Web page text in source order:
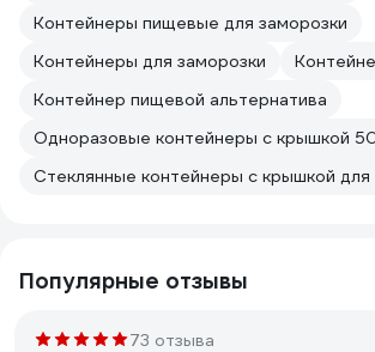
Контейнеры пищевые для заморозки
Контейнеры для заморозки
Контейнер пищевой альтернатива
Одноразовые контейнеры с крышкой
Стеклянные контейнеры с крышкой
Популярные отзывы
73 отзыва